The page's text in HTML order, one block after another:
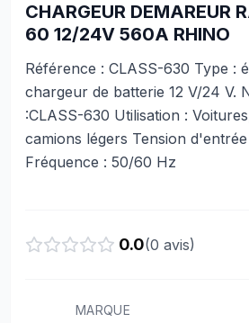
CHARGEUR DEMAREUR
60 12/24V 560A RHINO
Référence : CLASS-630 Type :
chargeur de batterie 12 V/24 V.
:CLASS-630 Utilisation :
camions légers Tension
Fréquence : 50/60 Hz
0.0(0 avis)
MARQUE